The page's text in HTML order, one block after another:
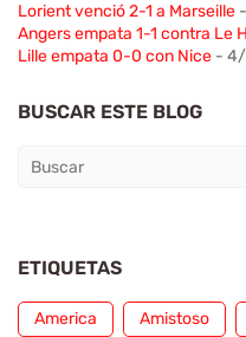
Lorient venció 2-1 a Marseille
Angers empata 1-1 contra Le
Lille empata 0-0 con Nice -
BUSCAR ESTE BLOG
ETIQUETAS
America Amistoso